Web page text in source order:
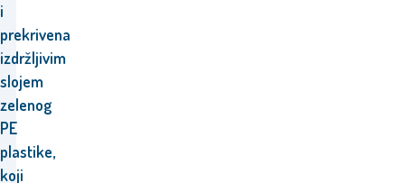
i
prekrivena
izdržljivim
slojem
zelenog
PE
plastike,
koji